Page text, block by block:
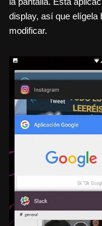
display, así que elígela
modificar.